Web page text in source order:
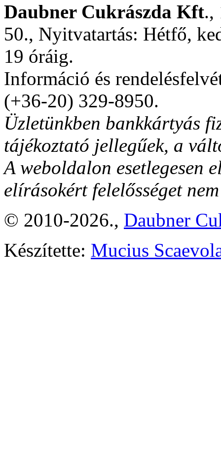
Daubner Cukrászda Kft.,
50., Nyitvatartás: Hétfő,
19 óráig.
Információ és
(+36-20) 329-8950.
Üzletünkben bankkártyás
tájékoztató jellegűek, a
A weboldalon esetlegesen
elírásokért felelősséget
© 2010-2026., Daubner
Készítette: Mucius